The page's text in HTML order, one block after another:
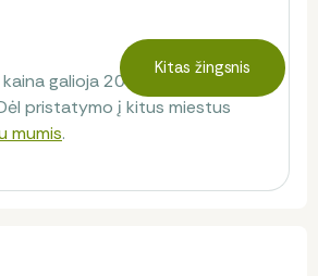
Kitas žingsnis
galioja 20 km spinduliu
pristatymo į kitus miestus
mumis.